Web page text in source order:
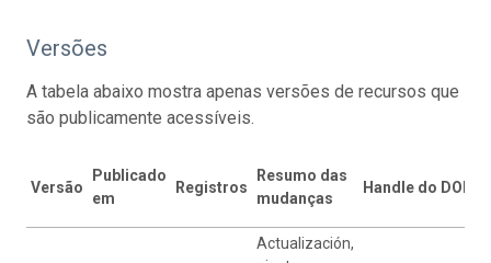
Versões
A tabela abaixo mostra apenas versões de recursos que
são publicamente acessíveis.
Versão
Publicado
em
Registros
Resumo das
mudanças
Handle do DOI
Actualización,